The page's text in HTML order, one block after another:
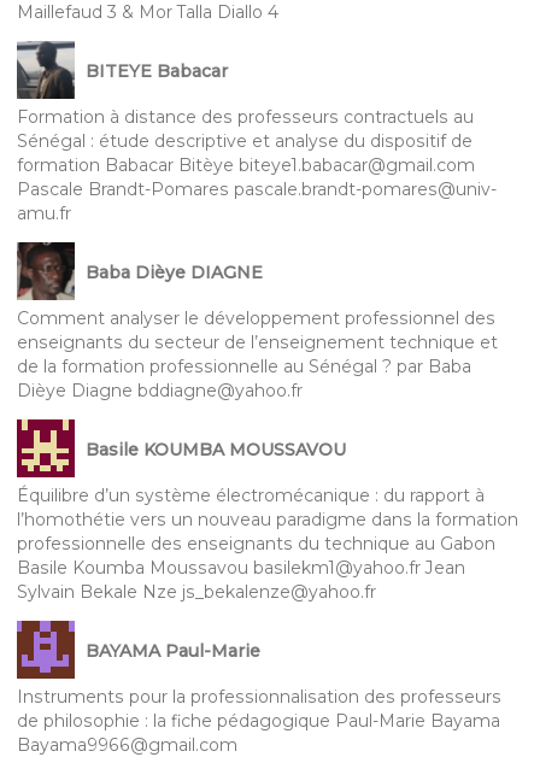
Maillefaud 3 & Mor Talla Diallo 4
BITEYE Babacar
Formation à distance des professeurs contractuels au
Sénégal : étude descriptive et analyse du dispositif de
formation Babacar Bitèye biteye1.babacar@gmail.com
Pascale Brandt-Pomares pascale.brandt-pomares@univ-
amu.fr
Baba Dièye DIAGNE
Comment analyser le développement professionnel des
enseignants du secteur de l’enseignement technique et
de la formation professionnelle au Sénégal ? par Baba
Dièye Diagne bddiagne@yahoo.fr
Basile KOUMBA MOUSSAVOU
Équilibre d’un système électromécanique : du rapport à
l’homothétie vers un nouveau paradigme dans la formation
professionnelle des enseignants du technique au Gabon
Basile Koumba Moussavou basilekm1@yahoo.fr Jean
Sylvain Bekale Nze js_bekalenze@yahoo.fr
BAYAMA Paul-Marie
Instruments pour la professionnalisation des professeurs
de philosophie : la fiche pédagogique Paul-Marie Bayama
Bayama9966@gmail.com